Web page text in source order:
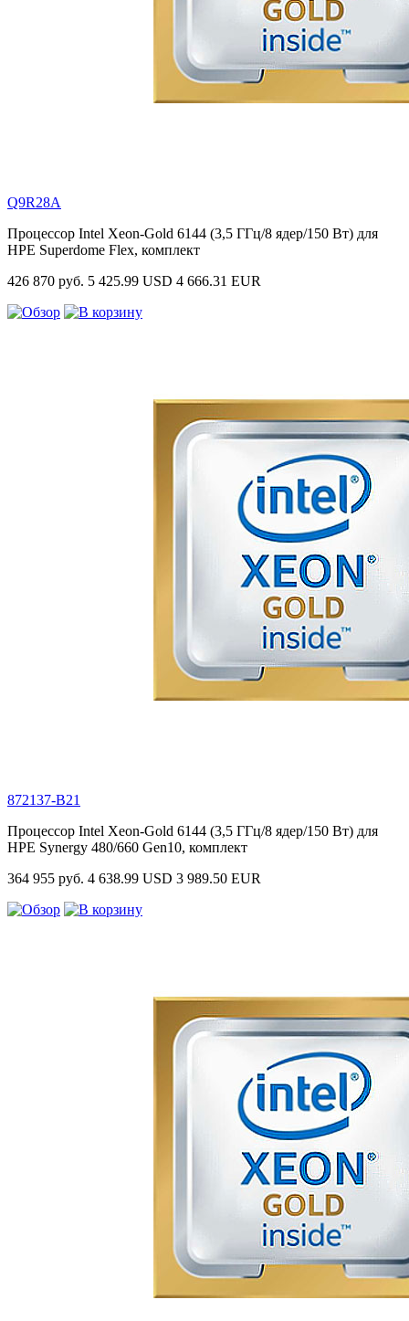
Q9R28A
Процессор Intel Xeon-Gold 6144 (3,5 ГГц/8 ядер/150 Вт) для
HPE Superdome Flex, комплект
426 870 руб. 5 425.99 USD 4 666.31 EUR
872137-B21
Процессор Intel Xeon-Gold 6144 (3,5 ГГц/8 ядер/150 Вт) для
HPE Synergy 480/660 Gen10, комплект
364 955 руб. 4 638.99 USD 3 989.50 EUR